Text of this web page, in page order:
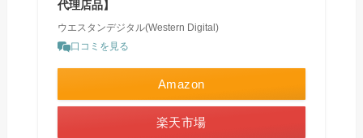
代理店品】
ウエスタンデジタル(Western Digital)
口コミを見る
Amazon
楽天市場